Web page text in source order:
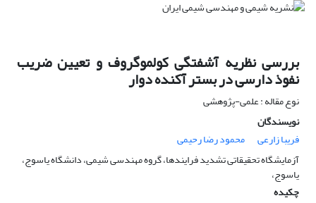
بررسی نظریه آشفتگی کولموگروف و تعیین ضریب
نفوذ دارسی در بستر آکنده دوار
نوع مقاله : علمی-پژوهشی
نویسندگان
فریبا زارعی
محمود رضا رحیمی
آزمایشگاه تحقیقاتی تشدید فرایندها، گروه مهندسی شیمی، دانشگاه یاسوج،
یاسوج،
چکیده